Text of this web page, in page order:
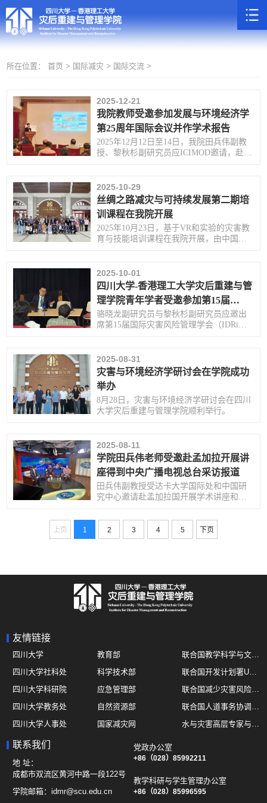
所在位置： 首页 > 国际减灾 > 国际交流 >
2025-12-21
我院教师受邀参加发展与环境经济学
第25周年国际会议并作学术报告
2025年12月12日至14日，我院田兵伟副教
授、黎秋杉副研究员应ICIMOD邀请，赴尼
2025-10-29
丝绸之路减灾与可持续发展第二期培
训课程在我院开展
2025年10月23日，基于VR和实验的灾害教
育与技能培训课程在我院开展，由中国科
员参与学习。
2025-10-01
四川大学-香港理工大学灾后重建与管
理学院青年学者受邀参加第15届
IDRiM国际会议并作学术报告
骆晓龙副研究员与黎秋杉副研究员应邀出
席第15届国际灾害风险管理学会（IDRiM
2025-08-31
灾害与环境经济学研讨会在学院成功
举办
8月28日，灾害与环境经济学研讨会在四川
大学灾后重建与管理学院顺利举行。
2025-08-11
学院田兵伟老师受邀赴孟加拉开展讲
座得到中央广播电视总台采访报道
田兵伟副教授受达卡大学国际处和中国研
究中心邀请赴孟加拉国开展学术讲座和访
上页 1 2 3 4 5 下页
友情链接
四川大学 教育部
联合国教学科学与文化组织UNESCO
四川大学社科处
科学技术部
联合国开发计划署UNDP
四川大学科研院
应急管理部
联合国减少灾害风险办公室UNDRR
四川大学教务处
自然资源部
联合国人道事务协调厅OCHA
四川大学人事处
国家减灾网
水与灾害高层专家与领导组 HELP
四川大学国际处
综合减灾信息服务平台
地震与火山研究室
联系我们
地 址：
成都市双流区黄河中路一段122号
学院邮箱：idmr@scu.edu.cn
党政办公室
+86（028）85992211
教学科研与学生管理办公室
+86（028）85996595